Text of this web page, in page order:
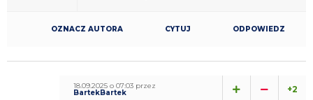
OZNACZ AUTORA CYTUJ ODPOWIEDZ
18.09.2025 o 07:03 przez
BartekBartek +2